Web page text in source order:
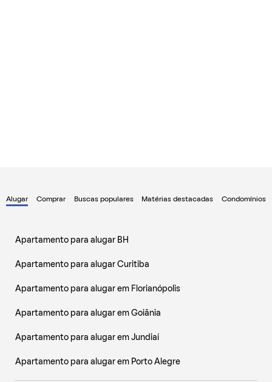
Alugar Comprar Buscas populares Matérias destacadas Condomínios
Apartamento para alugar BH
Apartamento para alugar Curitiba
Apartamento para alugar em Florianópolis
Apartamento para alugar em Goiânia
Apartamento para alugar em Jundiaí
Apartamento para alugar em Porto Alegre